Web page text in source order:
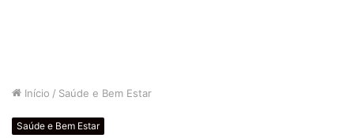
Início / Saúde e Bem Estar
Saúde e Bem Estar